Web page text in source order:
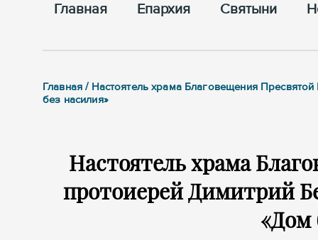
Главная Епархия Cвятыни
Главная / Настоятель храма Благовещения
без насилия»
Настоятель храма
протоиерей Димитрий
«Дом